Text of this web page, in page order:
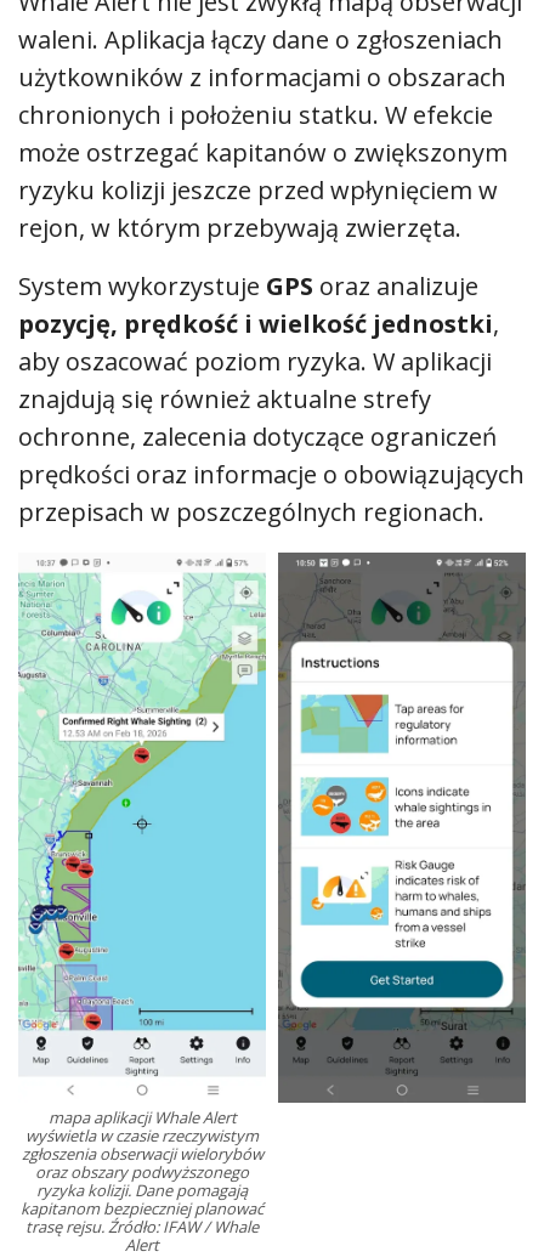
waleni. Aplikacja łączy dane o zgłoszeniach
użytkowników z informacjami o obszarach
chronionych i położeniu statku. W efekcie
może ostrzegać kapitanów o zwiększonym
ryzyku kolizji jeszcze przed wpłynięciem w
rejon, w którym przebywają zwierzęta.
System wykorzystuje GPS oraz analizuje
pozycję, prędkość i wielkość jednostki,
aby oszacować poziom ryzyka. W aplikacji
znajdują się również aktualne strefy
ochronne, zalecenia dotyczące ograniczeń
prędkości oraz informacje o obowiązujących
przepisach w poszczególnych regionach.
mapa aplikacji Whale Alert
wyświetla w czasie rzeczywistym
zgłoszenia obserwacji wielorybów
oraz obszary podwyższonego
ryzyka kolizji. Dane pomagają
kapitanom bezpieczniej planować
trasę rejsu. Źródło: IFAW / Whale
Alert